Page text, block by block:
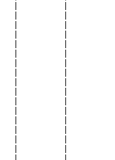
|         |
|         |               |
|         |
|         |
|         |
|         |
|         |
|         |
|         |
|         |               |
|         |
|         |
|         |
|         |
|         |
|         |
|         |